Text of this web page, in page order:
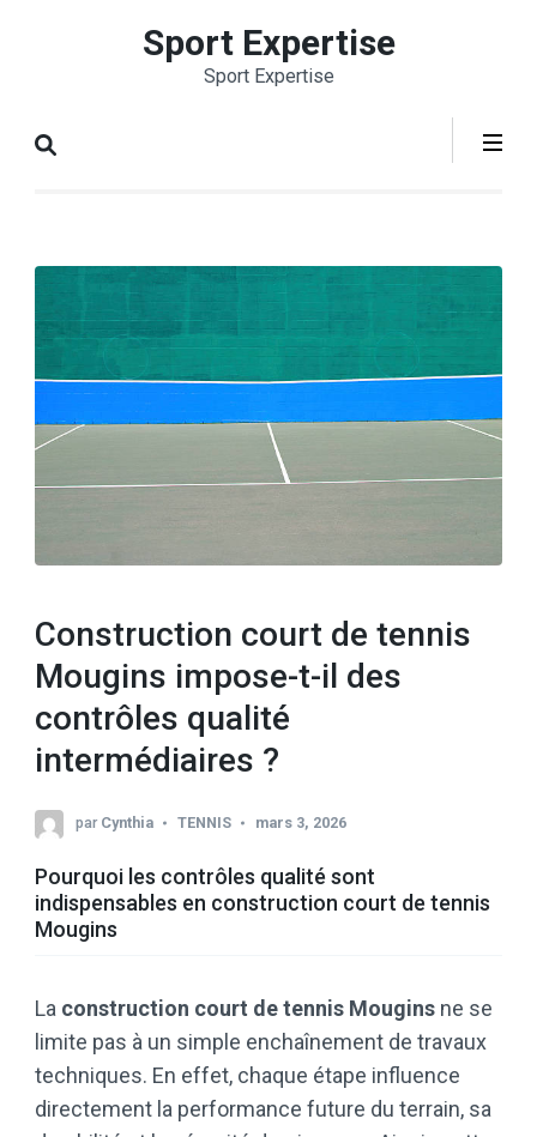
Entrée)
Sport Expertise
Sport Expertise
Construction court de tennis
Mougins impose-t-il des
contrôles qualité
intermédiaires ?
par Cynthia TENNIS mars 3, 2026
Pourquoi les contrôles qualité sont
indispensables en construction court de tennis
Mougins
La construction court de tennis Mougins ne se
limite pas à un simple enchaînement de travaux
techniques. En effet, chaque étape influence
directement la performance future du terrain, sa